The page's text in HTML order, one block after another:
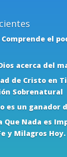
el
acerca del
de Cristo en
Sobrenatural
es un ganador
Que Nada es
y Milagros Hoy.